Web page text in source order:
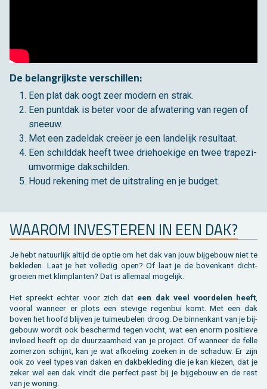
De be­lang­rijk­ste ver­schil­len:
Een plat dak oogt zeer mo­dern en strak.
Een punt­dak is beter voor de af­wa­te­ring van regen of
sneeuw.
Met een za­del­dak creëer je een lan­de­lijk re­sul­taat.
Een schild­dak heeft twee drie­hoe­ki­ge en twee tra­pe­zi­
um­vor­mi­ge dak­schil­den.
Houd re­ke­ning met de uit­stra­ling en je bud­get.
WAAR­OM IN­VES­TE­REN IN EEN DAK?
Je hebt na­tuur­lijk al­tijd de optie om het dak van jouw bij­ge­bouw niet te
be­kle­den. Laat je het vol­le­dig open? Of laat je de bo­ven­kant dicht­
groei­en met klim­plan­ten? Dat is al­le­maal mo­ge­lijk.
Het spreekt ech­ter voor zich dat een dak veel voor­de­len heeft,
voor­al wan­neer er plots een ste­vi­ge re­gen­bui komt. Met een dak
boven het hoofd blij­ven je tui­meu­be­len droog. De bin­nen­kant van je bij­
ge­bouw wordt ook be­schermd tegen vocht, wat een enorm po­si­tie­ve
in­vloed heeft op de duur­zaam­heid van je pro­ject. Of wan­neer de felle
zo­mer­zon schijnt, kan je wat af­koe­ling zoe­ken in de scha­duw. Er zijn
ook zo veel types van daken en dak­be­kle­ding die je kan kie­zen, dat je
zeker wel een dak vindt die per­fect past bij je bij­ge­bouw en de rest
van je wo­ning.